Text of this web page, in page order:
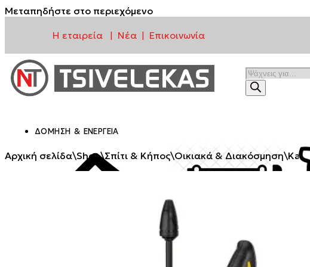
Μεταπηδήστε στο περιεχόμενο
Η εταιρεία | Νέα | Επικοινωνία
ΔΌΜΗΣΗ & ΕΝΈΡΓΕΙΑ
Αρχική σελίδα\Shop\Σπίτι & Κήπος\Οικιακά & Διακόσμηση\